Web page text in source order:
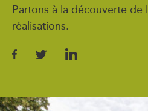
Partons à la découverte de
réalisations.